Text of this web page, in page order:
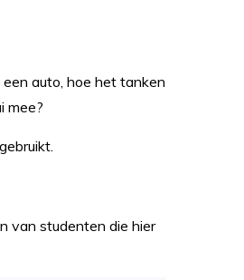
auto, hoe het tanken
mee?
van studenten die hier